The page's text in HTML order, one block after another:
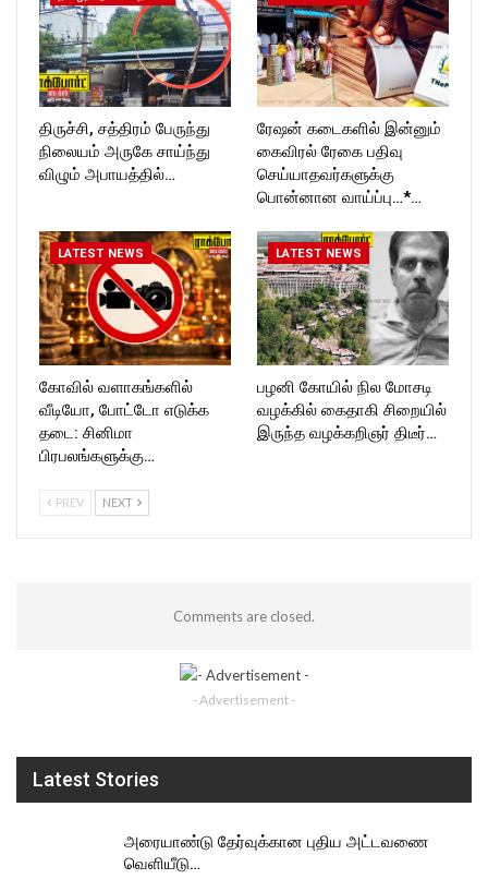
திருச்சி, சத்திரம் பேருந்து
நிலையம் அருகே சாய்ந்து
விழும் அபாயத்தில்…
ரேஷன் கடைகளில் இன்னும்
கைவிரல் ரேகை பதிவு
செய்யாதவர்களுக்கு
பொன்னான வாய்ப்பு…*…
LATEST NEWS
கோவில் வளாகங்களில்
வீடியோ, போட்டோ எடுக்க
தடை: சினிமா
பிரபலங்களுக்கு…
LATEST NEWS
பழனி கோயில் நில மோசடி
வழக்கில் கைதாகி சிறையில்
இருந்த வழக்கறிஞர் திடீர்…
PREV NEXT
Comments are closed.
- Advertisement -
Latest Stories
அரையாண்டு தேர்வுக்கான புதிய அட்டவணை
வெளியீடு…